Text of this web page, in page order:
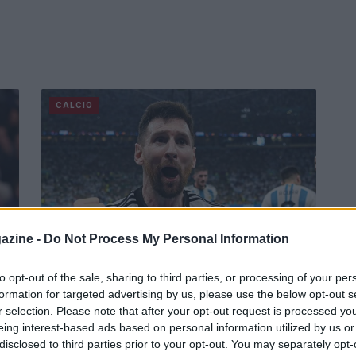
- Do Not Process My Personal Information
opt-out of the sale, sharing to third parties, or processing of your
for targeted advertising by us, please use the below opt-out
selection. Please note that after your opt-out request is processed
interest-based ads based on personal information utilized by us
to third parties prior to your opt-out. You may separately
CALCIO
Ultimo mondiale per Lionel Messi:
il sogno si avvicina
Ad un passo dal coronamento di una carriera
unica, il momento di Messi